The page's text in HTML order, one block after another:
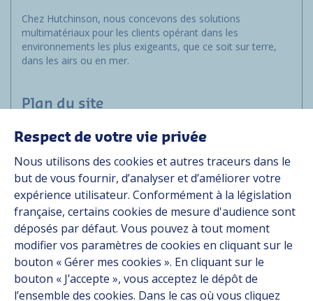
Chez Hutchinson, nous concevons des solutions
multimatériaux pour les clients opérant dans les
environnements les plus exigeants, que ce soit sur terre,
dans les airs ou en mer.
Plan du site
Marchés
Solutions
Ressources
À propos
Carrière
Contact
Suivez-nous
Respect de votre vie privée
Nous utilisons des cookies et autres traceurs dans le
but de vous fournir, d’analyser et d’améliorer votre
expérience utilisateur. Conformément à la législation
française, certains cookies de mesure d'audience sont
déposés par défaut. Vous pouvez à tout moment
modifier vos paramètres de cookies en cliquant sur le
bouton « Gérer mes cookies ». En cliquant sur le
bouton « J’accepte », vous acceptez le dépôt de
l’ensemble des cookies. Dans le cas où vous cliquez